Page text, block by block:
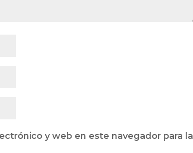
y web en este navegador para la